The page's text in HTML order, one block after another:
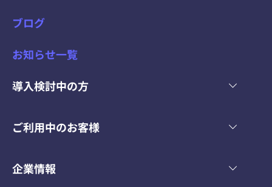
ブログ
お知らせ一覧
導入検討中の方
ご利用中のお客様
企業情報